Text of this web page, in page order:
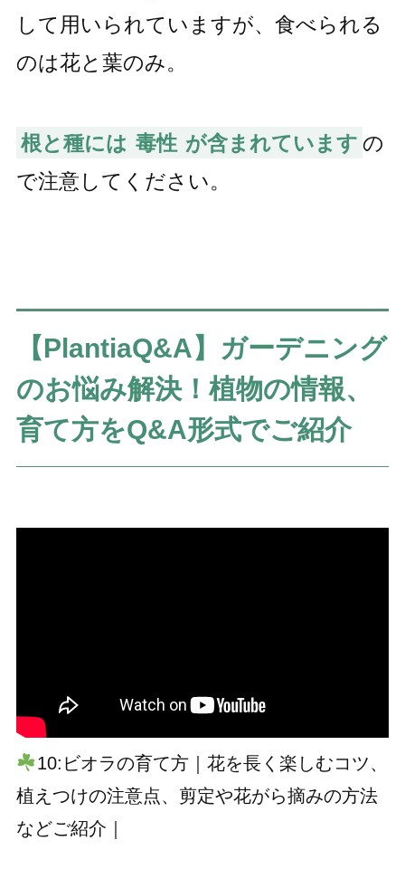
して用いられていますが、食べられる
のは花と葉のみ。
根と種には 毒性 が含まれています の
で注意してください。
【PlantiaQ&A】ガーデニング
のお悩み解決！植物の情報、
育て方をQ&A形式でご紹介
10:ビオラの育て方｜花を長く楽しむコツ、
植えつけの注意点、剪定や花がら摘みの方法
などご紹介｜